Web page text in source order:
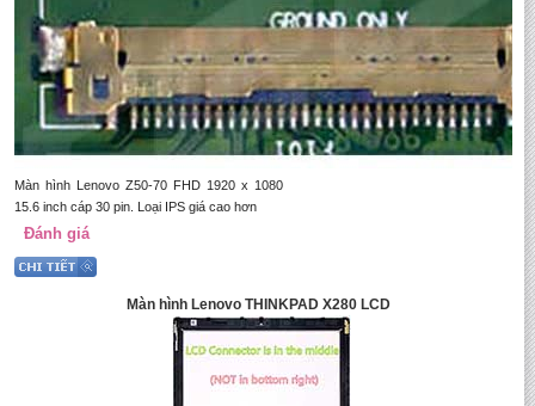
Màn hình Lenovo Z50-70 FHD 1920 x 1080
15.6 inch cáp 30 pin. Loại IPS giá cao hơn
Đánh giá
Màn hình Lenovo THINKPAD X280 LCD